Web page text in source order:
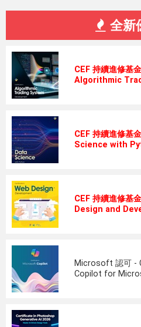
全新
CEF 持續進修
Algorithmic
CEF 持續進修
Science with
CEF 持續進修
Design and
Microsoft 認可 -
Copilot for